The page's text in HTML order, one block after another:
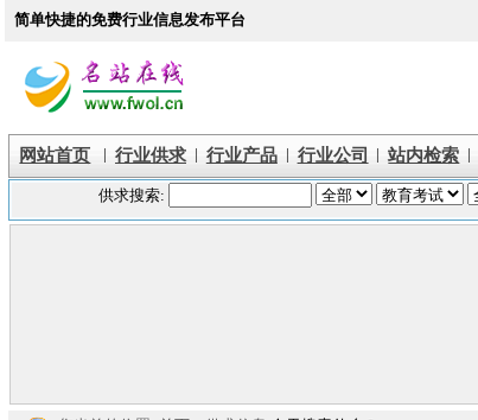
简单快捷的免费行业信息发布平台
网站首页 | 行业供求 | 行业产品 | 行业公司 | 站内检索 |